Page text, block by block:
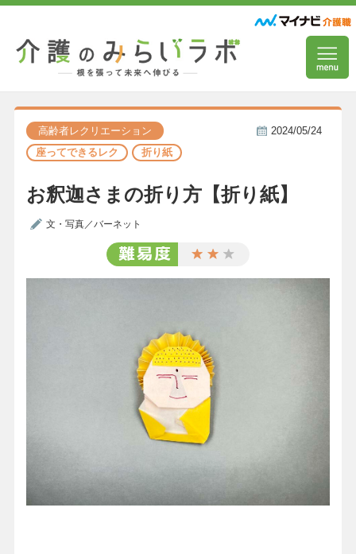
高齢者レクリエーション
座ってできるレク
折り紙
2024/05/24
お釈迦さまの折り方【折り紙】
文・写真／バーネット